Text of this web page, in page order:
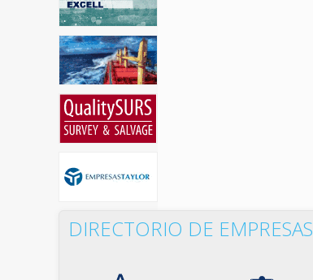
DIRECTORIO DE EMPRESAS